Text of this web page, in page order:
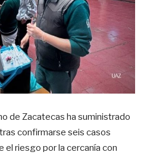
de Zacatecas ha suministrado
confirmarse seis casos
el riesgo por la cercanía con